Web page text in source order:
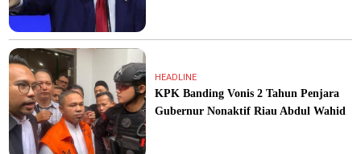
HEADLINE
KPK Banding Vonis 2 Tahun Penjara
Gubernur Nonaktif Riau Abdul Wahid